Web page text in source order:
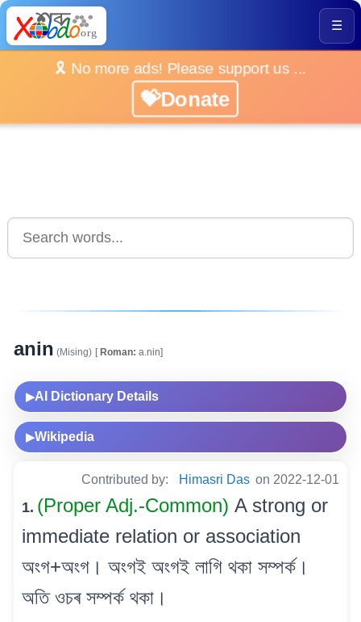
☰
🎗️ No more ads! Please support us ...
💝Donate
anin (Mising) [Roman: a.nin]
▶AI Dictionary Details
▶Wikipedia
Contributed by: Himasri Das on 2022-12-01
1. (Proper Adj.-Common) A strong or
immediate relation or association
অংগ+অংগ। অংগই অংগই লাগি থকা সম্পৰ্ক।
অতি ওচৰ সম্পৰ্ক থকা।